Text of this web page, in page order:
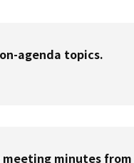
agenda topics.
minutes